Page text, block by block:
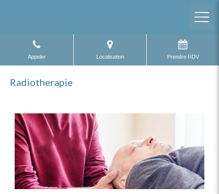
Appeler Localisation Prendre RDV
Radiotherapie